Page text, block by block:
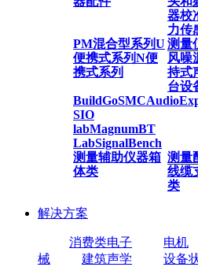
器校
力传
测量
PM混合型系列U
便携式系列N便
携式系列
风噪
持式
台设
BuildGoSMC
SIO
labMagnumBT
LabSignalBench
测量
测量辅助仪器箱
体类
线缆
类
解决方案
消费类电子 电机
械
建筑声学 设备